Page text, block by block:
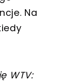
Na
WTV: